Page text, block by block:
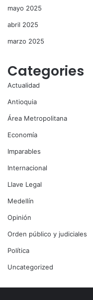
mayo 2025
abril 2025
marzo 2025
Categories
Actualidad
Antioquia
Área Metropolitana
Economía
Imparables
Internacional
Llave Legal
Medellín
Opinión
Orden público y judiciales
Política
Uncategorized